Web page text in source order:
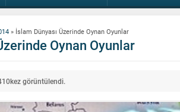
» İslam Dünyası Üzerinde Oynan Oyunlar
Oynan Oyunlar
kez görüntülendi.